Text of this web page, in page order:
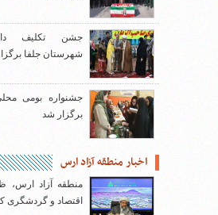
جشن تکلیف
شهرستان جلفا
جشنواره بومی
برگزار شد
اخبار منطقه آزاد ارس
منطقه آزاد ارس،
اقتصاد و